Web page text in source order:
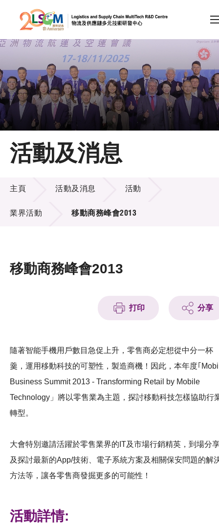
跳到內容（按回車鍵）
會員登入
A A EN 繁 简
主頁
關於LSCM
技術商品化
項目及資助計劃
活動及消息
科技分享
會籍
活動及消息
活動及消息
主頁 活動及消息 活動
業界活動 移動商務峰會2013
移動商務峰會2013
打印 分享
隨著智能手機用戶數目急促上升，零售商必定想從中分一杯
羹，運用移動科技的可塑性，製造商機！因此，本年度｢
Business Summit 2013 - Transforming Retail by Mobile
Technology」將以零售業為主題，探討移動科技怎樣協助行
轉型。
大會特別邀請活躍於零售業界的IT及市場行銷精英，到場分
及探討最新的App/技術、電子系統方案及相關保安問題的解
方法等，讓各零售商發掘更多的可能性！
活動詳情: